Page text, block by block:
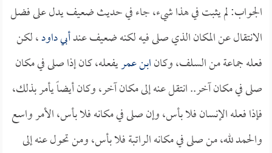
الجواب: لم يثبت في هذا شيء، جاء في حديث ضعيف يدل على فضل
الانتقال عن المكان الذي صلى فيه لكنه ضعيف عندأبي داود، لكن
فعله جماعة من السلف، وكانابن عمريفعله، كان إذا صلى في مكان
صلى في مكان آخر.. انتقل عنه إلى مكان آخر، وكان أيضاً يأمر بذلك،
فإذا فعله الإنسان فلا بأس، وإن صلى في مكانه فلا بأس، الأمر واسع
والحمد لله، من صلى في مكانه الراتبة فلا بأس، ومن تحول عنه إلى